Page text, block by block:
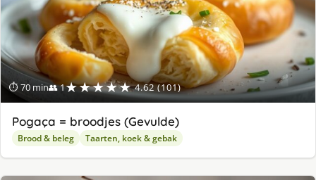
⏱ 70 min👥 1★★★★★ 4.62 (101)
Pogaça = broodjes (Gevulde)
Brood & beleg Taarten, koek & gebak